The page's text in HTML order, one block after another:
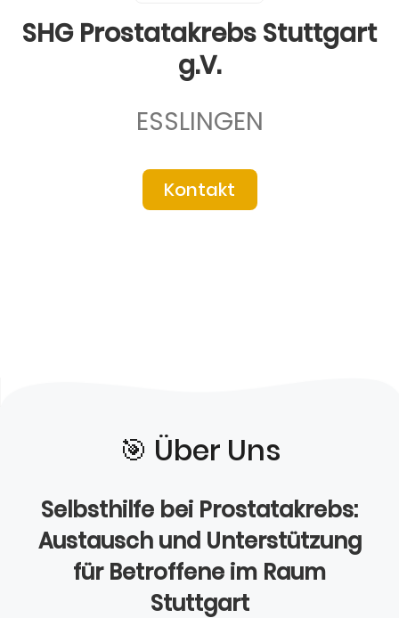
SHG Prostatakrebs Stuttgart
g.V.
ESSLINGEN
Kontakt
🎯️ Über Uns
Selbsthilfe bei Prostatakrebs:
Austausch und Unterstützung
für Betroffene im Raum
Stuttgart